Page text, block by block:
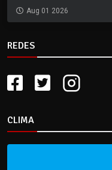
Aug 01 2026
REDES
CLIMA